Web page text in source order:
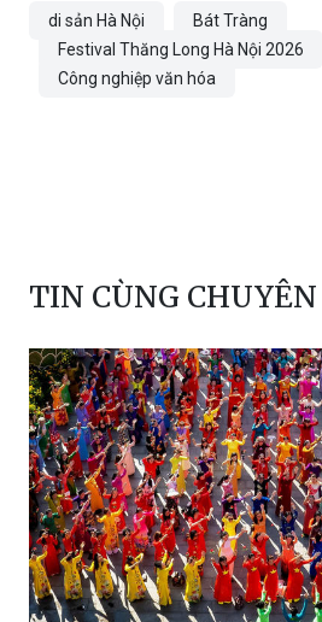
di sản Hà Nội
Bát Tràng
Festival Thăng Long Hà Nội 2026
Công nghiệp văn hóa
TIN CÙNG